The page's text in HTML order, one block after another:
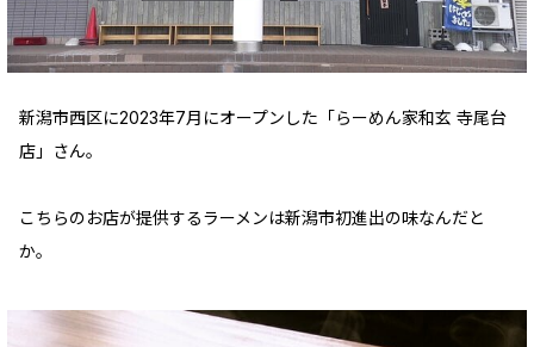
新潟市西区に2023年7月にオープンした「らーめん家和玄 寺尾台
店」さん。
こちらのお店が提供するラーメンは新潟市初進出の味なんだと
か。